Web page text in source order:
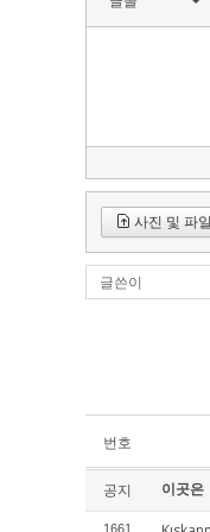
사진 및 파
글쓴이
번호
공지 이곳은
1661